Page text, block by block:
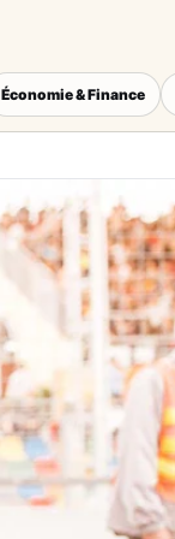
Économie & Finance